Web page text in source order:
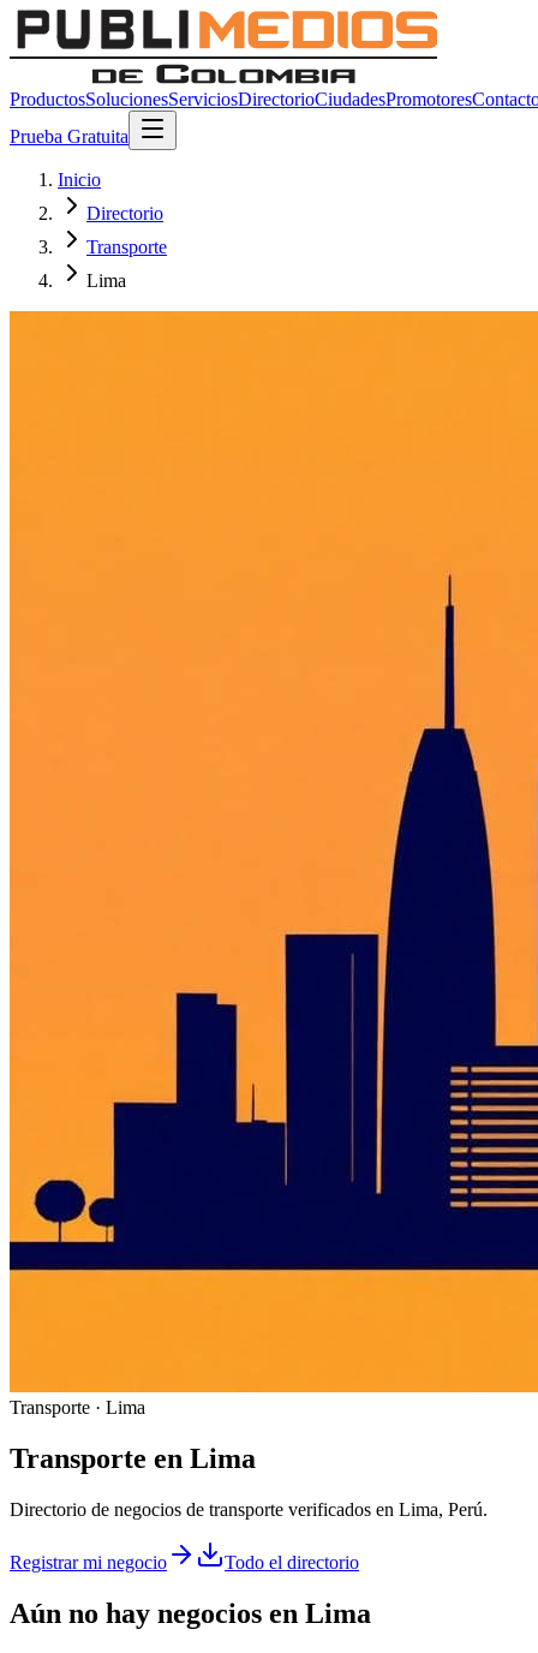
ProductosSolucionesServiciosDirectorioCiudadesPromotores
Prueba Gratuita
Inicio
Directorio
Transporte
Lima
Transporte · Lima
Transporte en Lima
Directorio de negocios de transporte verificados en Lima, Perú.
Registrar mi negocio Todo el directorio
Aún no hay negocios en Lima